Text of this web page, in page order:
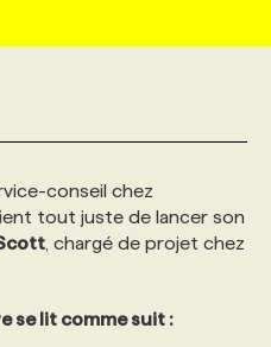
LIGNE
TÊTE
conseil chez
tout juste de lancer son
, chargé de projet chez
se lit comme suit :